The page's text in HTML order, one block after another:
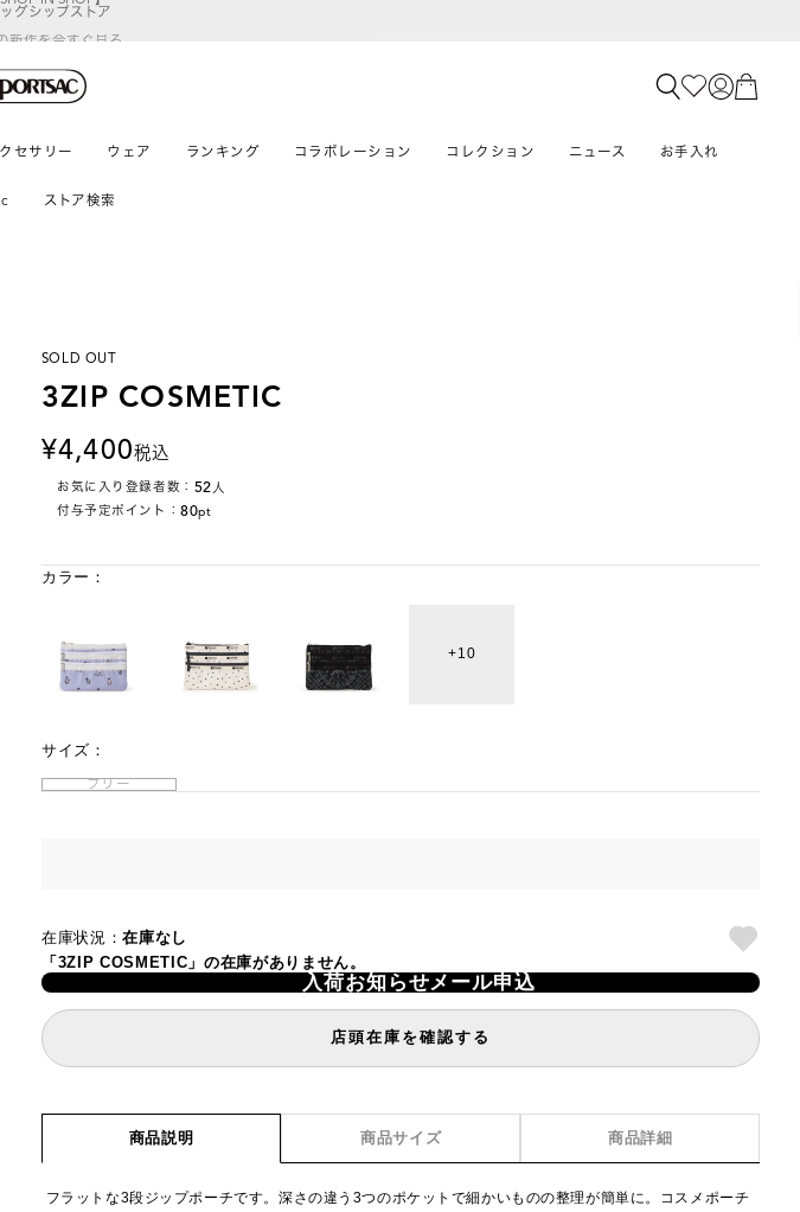
セサリー ウェア ランキング コラボレーション コレクション ニュース お手入れ
ストア検索
SOLD OUT
3ZIP COSMETIC
4,400税込
お気に入り登録者数： 52 人
付与予定ポイント：80pt
カラー：
10
サイズ：
フリー
在庫状況：在庫なし
「3ZIP COSMETIC」の在庫がありません。
入荷お知らせメール申込
店頭在庫を確認する
商品説明 商品サイズ 商品詳細
フラットな3段ジップポーチです。深さの違う3つのポケットで細かいものの整理が簡単に。コスメポーチ